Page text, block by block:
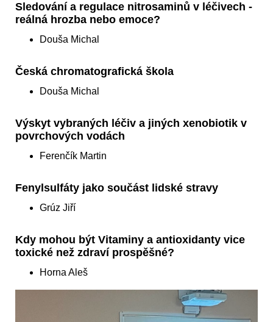
Sledování a regulace nitrosaminů v léčivech -
reálná hrozba nebo emoce?
Douša Michal
Česká chromatografická škola
Douša Michal
Výskyt vybraných léčiv a jiných xenobiotik v
povrchových vodách
Ferenčík Martin
Fenylsulfáty jako součást lidské stravy
Grúz Jiří
Kdy mohou být Vitaminy a antioxidanty vice
toxické než zdraví prospěšné?
Horna Aleš